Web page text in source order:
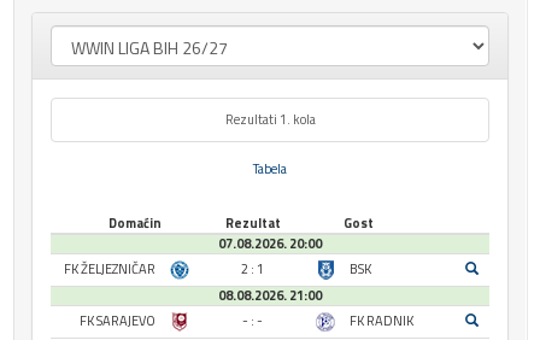
Rezultati 1. kola
Tabela
Domaćin Rezultat
Gost
07.08.2026. 20:00
FK ŽELJEZNIČAR
2 : 1
BSK
08.08.2026. 21:00
FK SARAJEVO
- : -
FK RADNIK